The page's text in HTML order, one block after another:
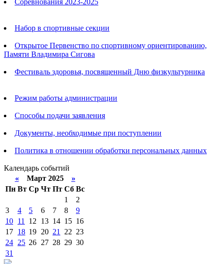
Соревнования 2023-2025
Набор в спортивные секции
Открытое Первенство по спортивному ориентированию,
Памяти Владимира Сигова
Фестиваль здоровья, посвященный Дню физкультурника
Режим работы администрации
Способы подачи заявления
Документы, необходимые при поступлении
Политика в отношении обработки персональных данных
Календарь событий
«Март 2025 »
Пн Вт Ср Чт Пт Сб Вс
1
2
3
4 5 6 7 8
9
10 11 12 13 14 15 16
17 18 19 20 21 22 23
24 25 26 27 28 29 30
31